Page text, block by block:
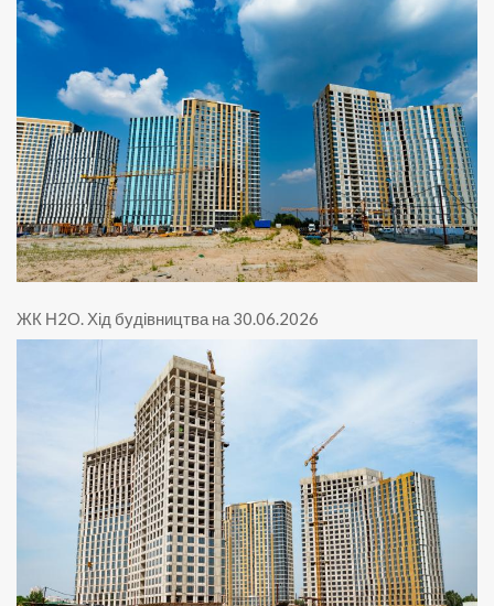
ЖК Н2O. Хід будівництва на 30.06.2026